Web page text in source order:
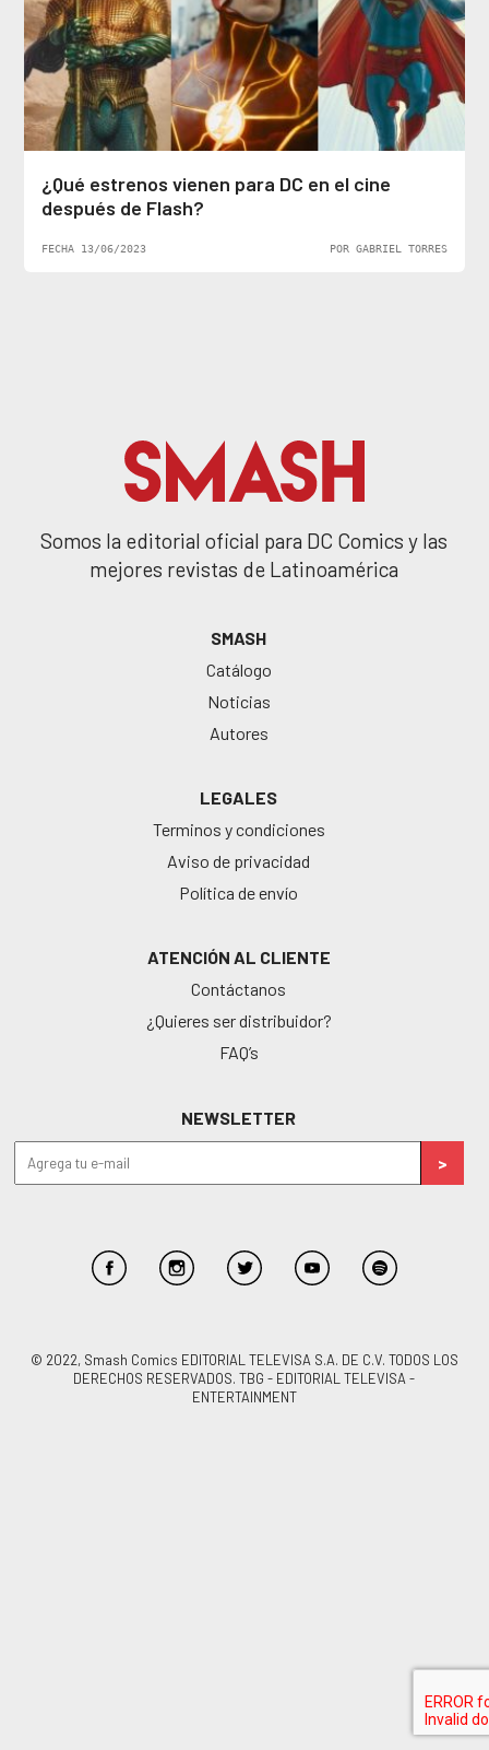
¿Qué estrenos vienen para DC en el cine
después de Flash?
FECHA 13/06/2023 POR GABRIEL TORRES
Somos la editorial oficial para DC Comics y las
mejores revistas de Latinoamérica
SMASH
Catálogo
Noticias
Autores
LEGALES
Terminos y condiciones
Aviso de privacidad
Política de envío
ATENCIÓN AL CLIENTE
Contáctanos
¿Quieres ser distribuidor?
FAQ’s
NEWSLETTER
© 2022, Smash Comics EDITORIAL TELEVISA S.A. DE C.V. TODOS LOS
DERECHOS RESERVADOS. TBG - EDITORIAL TELEVISA -
ENTERTAINMENT